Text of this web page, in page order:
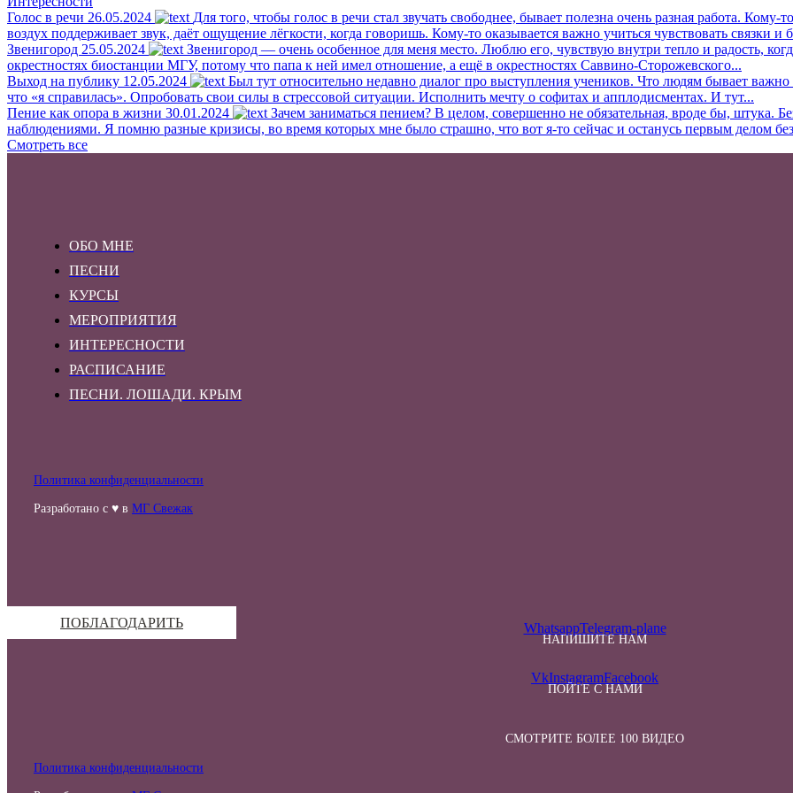
записям
записей
Голос в речи 26.05.2024
Для того, чтобы голос в речи стал звучать свободнее, бывает полезна очень разная работа.
воздух поддерживает звук, даёт ощущение лёгкости, когда говоришь. Кому-то оказывается важно учиться чувствовать связки и
Звенигород 25.05.2024
Звенигород — очень особенное для меня место. Люблю его, чувствую внутри тепло и радость,
окрестностях биостанции МГУ, потому что папа к ней имел отношение, а ещё в окрестностях Саввино-Сторожевского...
Выход на публику 12.05.2024
Был тут относительно недавно диалог про выступления учеников. Что людям бывает
что «я справилась». Опробовать свои силы в стрессовой ситуации. Исполнить мечту о софитах и апплодисментах. И тут...
Пение как опора в жизни 30.01.2024
Зачем заниматься пением? В целом, совершенно не обязательная, вроде бы, штука.
наблюдениями. Я помню разные кризисы, во время которых мне было страшно, что вот я-то сейчас и останусь первым делом
Смотреть все
ОБО МНЕ
ПЕСНИ
КУРСЫ
МЕРОПРИЯТИЯ
ИНТЕРЕСНОСТИ
РАСПИСАНИЕ
ПЕСНИ. ЛОШАДИ. КРЫМ
Политика конфиденциальности
Разработано с ♥ в МГ Свежак
ПОБЛАГОДАРИТЬ
НАПИШИТЕ НАМ
WhatsappTelegram-plane
ПОЙТЕ С НАМИ
VkInstagramFacebook
СМОТРИТЕ БОЛЕЕ 100 ВИДЕО
Политика конфиденциальности